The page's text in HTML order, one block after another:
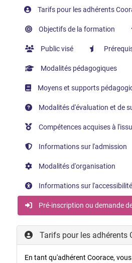
Tarifs pour les adhérents
Objectifs de la formation
Public visé
Modalités pédagogiques
Moyens et supports
Modalités d'évaluation et de
Compétences acquises à
Informations sur l'admission
Modalités d'organisation
Informations sur l'accessibilité
Pré-inscription ou demande
Tarifs pour les adhérents
En tant qu'adhérent Coorace,